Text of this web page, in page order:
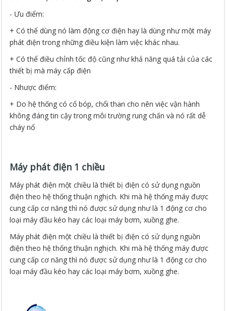
- Ưu điểm:
+ Có thể dùng nó làm động cơ điện hay là dùng như một máy
phát điện trong những điều kiện làm việc khác nhau.
+ Có thể điều chỉnh tốc độ cũng như khả năng quá tải của các
thiết bị mà máy cấp điện
- Nhược điểm:
+ Do hệ thống có cổ bóp, chổi than cho nên việc vận hành
không đáng tin cậy trong môi trường rung chấn và nó rất dễ
cháy nổ
Máy phát điện 1 chiều
Máy phát điện một chiều là thiết bị điện có sử dụng nguồn
điện theo hệ thống thuận nghịch. Khi mà hệ thống máy được
cung cấp cơ năng thì nó được sử dụng như là 1 động cơ cho
loại máy đầu kéo hay các loại máy bơm, xuồng ghe.
Máy phát điện một chiều là thiết bị điện có sử dụng nguồn
điện theo hệ thống thuận nghịch. Khi mà hệ thống máy được
cung cấp cơ năng thì nó được sử dụng như là 1 động cơ cho
loại máy đầu kéo hay các loại máy bơm, xuồng ghe.